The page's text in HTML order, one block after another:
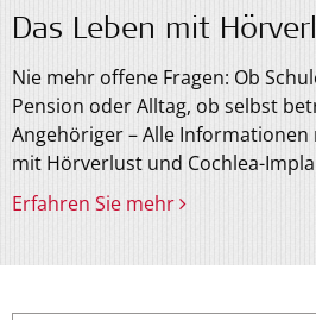
Das Leben mit
Nie mehr offene Fragen: Ob
Pension oder Alltag, ob selbst
Angehöriger – Alle Informationen
mit Hörverlust und Cochlea-
Erfahren Sie mehr